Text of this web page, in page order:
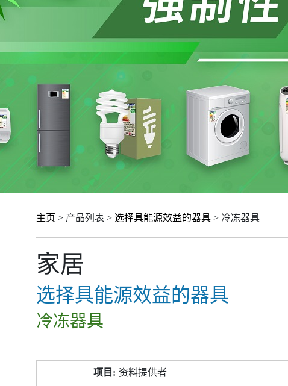
主页 > 产品列表 > 选择具能源效益的器具 > 冷冻器具
家居
选择具能源效益的器具
冷冻器具
资料提供者